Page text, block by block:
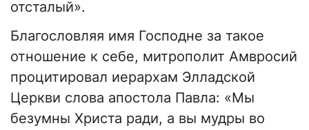
отсталый».
Благословляя имя Господне за такое
отношение к себе, митрополит Амвросий
процитировал иерархам Элладской
Церкви слова апостола Павла: «Мы
безумны Христа ради, а вы мудры во